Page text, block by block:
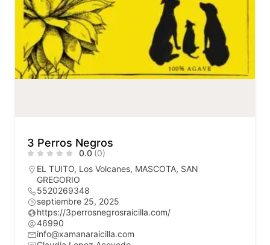
3 Perros Negros
0.0 (0)
EL TUITO, Los Volcanes, MASCOTA, SAN
GREGORIO
5520269348
septiembre 25, 2025
https://3perrosnegrosraicilla.com/
46990
info@xamanaraicilla.com